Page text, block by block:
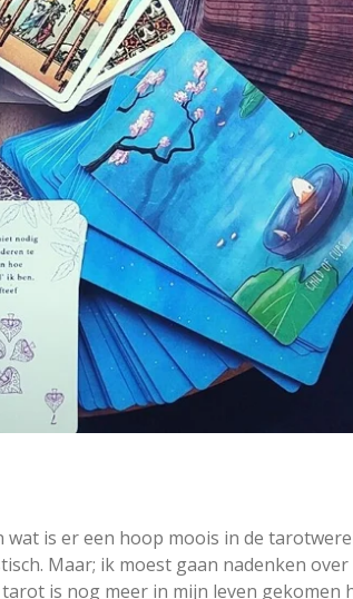
wat is er een hoop moois in de
Maar; ik moest gaan nadenken
is nog meer in mijn leven gekomen